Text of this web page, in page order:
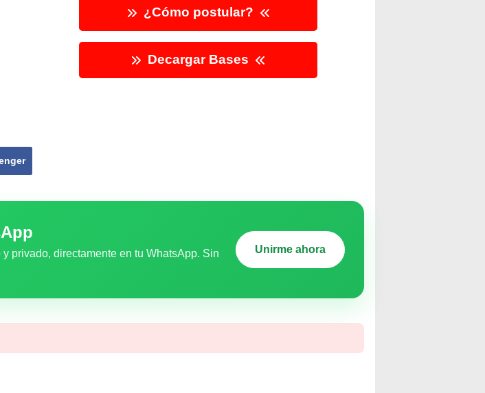
¿Cómo postular?
Decargar Bases
privado, directamente en tu WhatsApp. Sin
Unirme ahora